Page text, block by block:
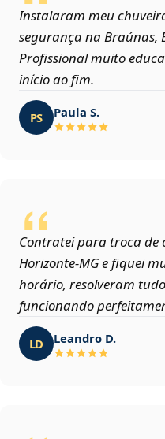
Instalaram meu
segurança na Braúnas,
Profissional muito
início ao fim.
PS Paula S.
Contratei para troca de
Horizonte‑MG e fiquei
horário, resolveram
funcionando
LD Leandro D.